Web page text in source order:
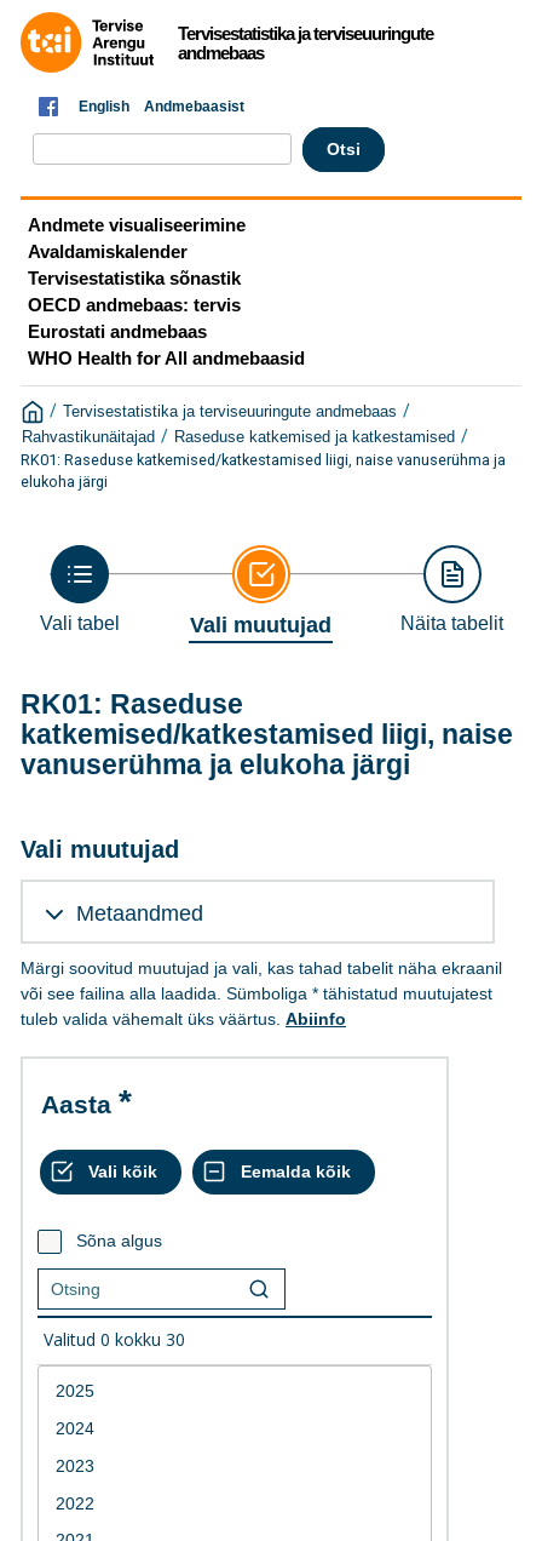
Tervisestatistika ja terviseuuringute
andmebaas
English Andmebaasist
Andmete visualiseerimine
Avaldamiskalender
Tervisestatistika sõnastik
OECD andmebaas: tervis
Eurostati andmebaas
WHO Health for All andmebaasid
/ Tervisestatistika ja terviseuuringute andmebaas /
Rahvastikunäitajad / Raseduse katkemised ja katkestamised /
RK01: Raseduse katkemised/katkestamised liigi, naise vanuserühma ja
elukoha järgi
Vali tabel Vali muutujad Näita tabelit
RK01: Raseduse
katkemised/katkestamised liigi, naise
vanuserühma ja elukoha järgi
Vali muutujad
Metaandmed
Märgi soovitud muutujad ja vali, kas tahad tabelit näha ekraanil
või see failina alla laadida. Sümboliga * tähistatud muutujatest
tuleb valida vähemalt üks väärtus. Abiinfo
Aasta
Sõna algus
Valitud 0 kokku 30